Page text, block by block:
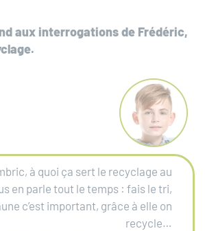
aux interrogations de Frédéric,
à quoi ça sert le recyclage au
en parle tout le temps : fais le tri,
c’est important, grâce à elle on
recycle…